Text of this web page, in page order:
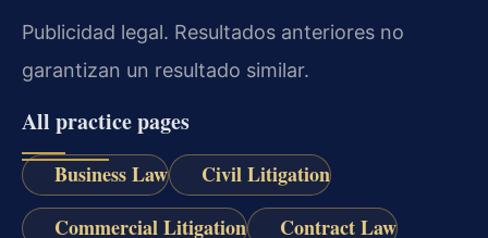
Publicidad legal. Resultados anteriores no
garantizan un resultado similar.
All practice pages
Business Law
Civil Litigation
Commercial Litigation
Contract Law